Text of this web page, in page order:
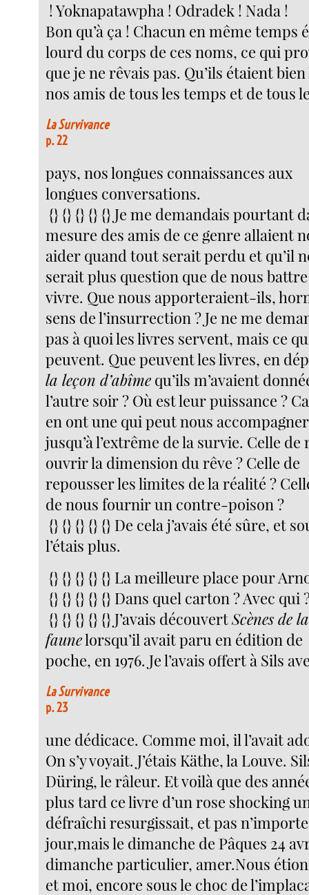
! Yoknapatawpha ! Odradek ! Nada !
Bon qu’à ça ! Chacun en même temps
lourd du corps de ces noms, ce qui
que je ne rêvais pas. Qu’ils étaient bien
nos amis de tous les temps et de tous
La Survivance
p. 22
pays, nos longues connaissances aux
longues conversations.
{} {} {} {} {} Je me demandais pourtant
mesure des amis de ce genre allaient
aider quand tout serait perdu et qu’il
serait plus question que de nous
vivre. Que nous apporteraient-ils,
sens de l’insurrection ? Je ne me
pas à quoi les livres servent, mais ce
peuvent. Que peuvent les livres, en
la leçon d’abîme qu’ils m’avaient
l’autre soir ? Où est leur puissance ?
en ont une qui peut nous accompagner
jusqu’à l’extrême de la survie. Celle de
ouvrir la dimension du rêve ? Celle de
repousser les limites de la réalité ?
de nous fournir un contre-poison ?
{} {} {} {} {} De cela j’avais été sûre, et
l’étais plus.
{} {} {} {} {} La meilleure place pour
{} {} {} {} {} Dans quel carton ? Avec qui
{} {} {} {} {} J’avais découvertScènes de
faunelorsqu’il avait paru en édition de
poche, en 1976. Je l’avais offert à Sils
La Survivance
p. 23
une dédicace. Comme moi, il l’avait
On s’y voyait. J’étais Käthe, la Louve.
Düring, le râleur. Et voilà que des
plus tard ce livre d’un rose shocking
défraîchi resurgissait, et pas
jour,mais le dimanche de Pâques 24
dimanche particulier, amer.Nous
et moi, encore sous le choc de